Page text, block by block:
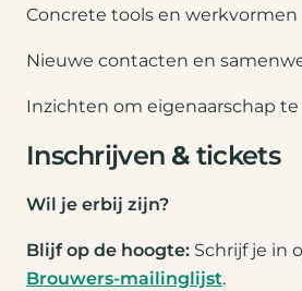
Concrete tools en werkvormen
Nieuwe contacten en
Inzichten om eigenaarschap
Inschrijven & tickets
Wil je erbij zijn?
Blijf op de hoogte: Schrijf je in
Brouwers-mailinglijst.